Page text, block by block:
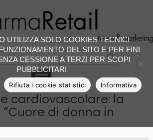
cardiovascolare: la
di donna in
UTILIZZA SOLO COOKIES TECNICI
DEL SITO E PER FINI
CESSIONE A TERZI PER SCOPI
PUBBLICITARI
Rifiuta i cookie statistici Informativa